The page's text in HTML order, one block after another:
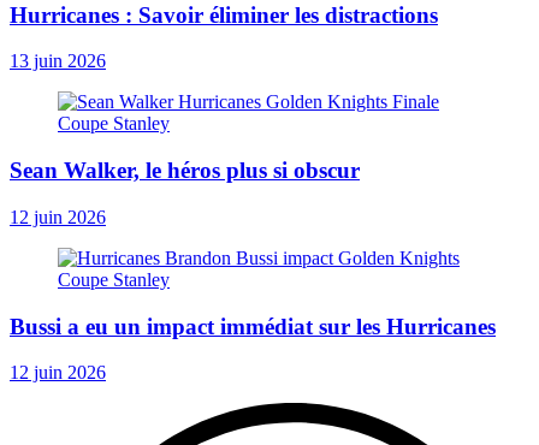
Hurricanes : Savoir éliminer les distractions
13 juin 2026
Sean Walker, le héros plus si obscur
12 juin 2026
Bussi a eu un impact immédiat sur les Hurricanes
12 juin 2026